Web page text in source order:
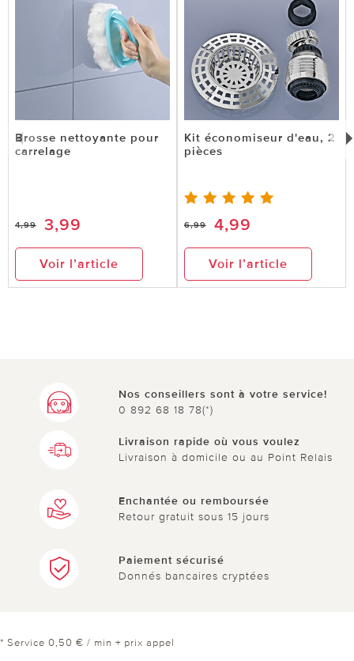
Brosse nettoyante pour
carrelage
4,99 3,99
Voir l’article
Kit économiseur d'eau, 2
pièces
6,99 4,99
Voir l’article
Nos conseillers sont à votre service!
0 892 68 18 78(*)
Livraison rapide où vous voulez
Livraison à domicile ou au Point Relais
Enchantée ou remboursée
Retour gratuit sous 15 jours
Paiement sécurisé
Donnés bancaires cryptées
* Service 0,50 € / min + prix appel